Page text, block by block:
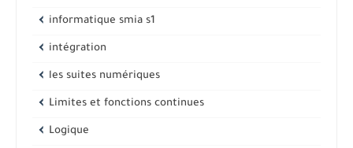
informatique smia s1
intégration
les suites numériques
Limites et fonctions continues
Logique